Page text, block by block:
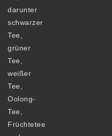
darunter
schwarzer
Tee,
grüner
Tee,
weißer
Tee,
Oolong-
Tee,
Früchtetee